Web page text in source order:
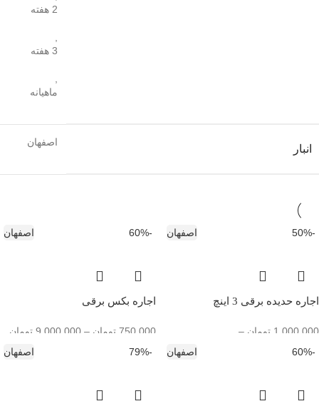
2 هفته
3 هفته
ماهیانه
انبار
اصفهان
-50% اصفهان
اجاره حدیده برقی 3 اینچ
1,000,000 تومان –
15,000,000
-60% اصفهان
اجاره بکس برقی
750,000 تومان –
9,000,000 تومان
-60%
اصفهان -79% اصفهان